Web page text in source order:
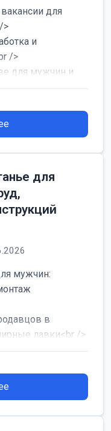
для
>
и
/>
для мужчин и
для
мужчин:
в
лавки<br />